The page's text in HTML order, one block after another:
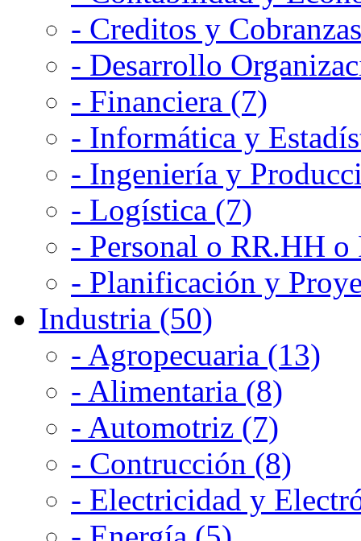
- Creditos y
- Desarrollo
- Financiera (7)
- Informática y
- Ingeniería y
- Logística (7)
- Personal o RR.HH
- Planificación y
Industria (50)
- Agropecuaria (13)
- Alimentaria (8)
- Automotriz (7)
- Contrucción (8)
- Electricidad y